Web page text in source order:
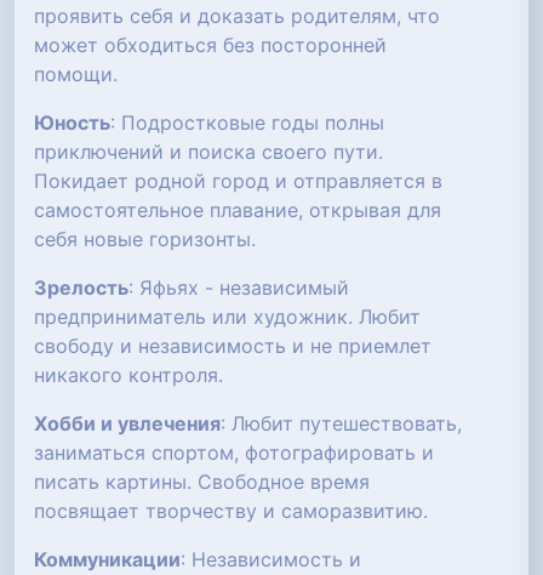
проявить себя и доказать родителям, что
может обходиться без посторонней
помощи.
Юность: Подростковые годы полны
приключений и поиска своего пути.
Покидает родной город и отправляется в
самостоятельное плавание, открывая для
себя новые горизонты.
Зрелость: Яфьях - независимый
предприниматель или художник. Любит
свободу и независимость и не приемлет
никакого контроля.
Хобби и увлечения: Любит путешествовать,
заниматься спортом, фотографировать и
писать картины. Свободное время
посвящает творчеству и саморазвитию.
Коммуникации: Независимость и